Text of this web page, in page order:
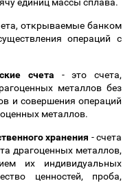
открываемые банком
операций с
счета - это счета,
металлов без
и совершения операций
металлов.
хранения - счета
драгоценных металлов,
их индивидуальных
ценностей, проба,